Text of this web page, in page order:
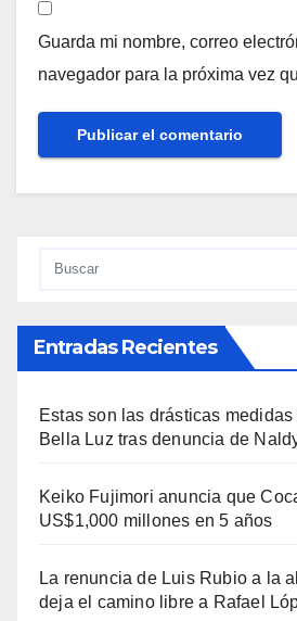
Guarda mi nombre, correo
navegador para la próxima vez
Entradas Recientes
Estas son las drásticas
Bella Luz tras denuncia de
Keiko Fujimori anuncia que
US$1,000 millones en 5 años
La renuncia de Luis Rubio a la
deja el camino libre a Rafael